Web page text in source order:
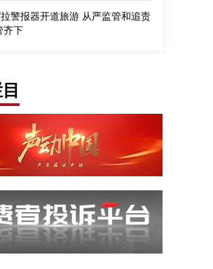
拉警报器开道旅游 从严监管和追责
齐下